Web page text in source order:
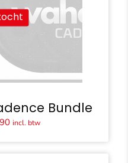
Bundle
Huidige
incl. btw